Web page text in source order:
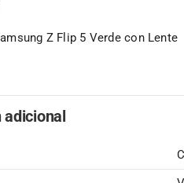
Z Flip 5 Verde con Lente
adicional